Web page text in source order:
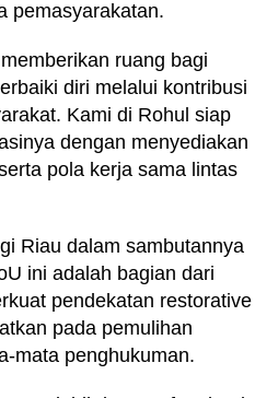
pemasyarakatan.
ruang bagi
diri melalui kontribusi
Kami di Rohul siap
dengan menyediakan
pola kerja sama lintas
Riau dalam sambutannya
ini adalah bagian dari
pendekatan restorative
pada pemulihan
mata penghukuman.